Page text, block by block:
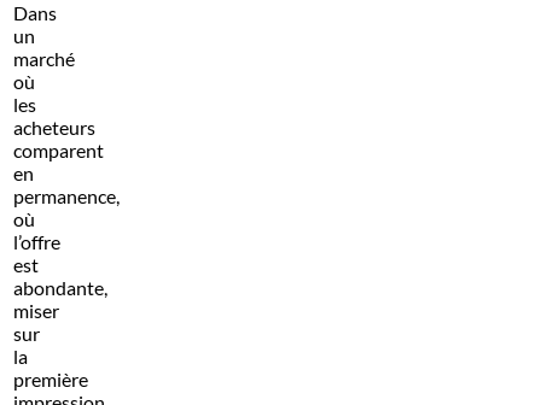
Dans
un
marché
où
les
acheteurs
comparent
en
permanence,
où
l’offre
est
abondante,
miser
sur
la
première